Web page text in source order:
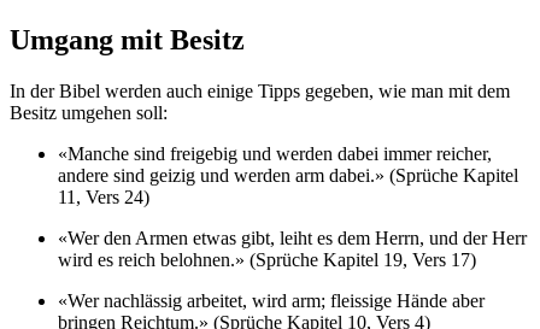
Umgang mit Besitz
In der Bibel werden auch einige Tipps gegeben, wie man mit dem
Besitz umgehen soll:
«Manche sind freigebig und werden dabei immer reicher,
andere sind geizig und werden arm dabei.» (Sprüche Kapitel
11, Vers 24)
«Wer den Armen etwas gibt, leiht es dem Herrn, und der Herr
wird es reich belohnen.» (Sprüche Kapitel 19, Vers 17)
«Wer nachlässig arbeitet, wird arm; fleissige Hände aber
bringen Reichtum.» (Sprüche Kapitel 10, Vers 4)